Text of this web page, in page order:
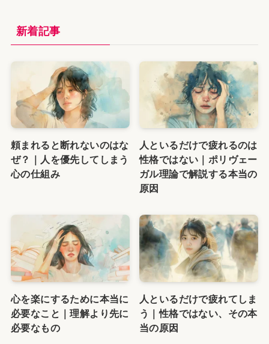
新着記事
頼まれると断れないのはな
ぜ？｜人を優先してしまう
心の仕組み
人といるだけで疲れるのは
性格ではない｜ポリヴェー
ガル理論で解説する本当の
原因
心を楽にするために本当に
必要なこと｜理解より先に
必要なもの
人といるだけで疲れてしま
う｜性格ではない、その本
当の原因